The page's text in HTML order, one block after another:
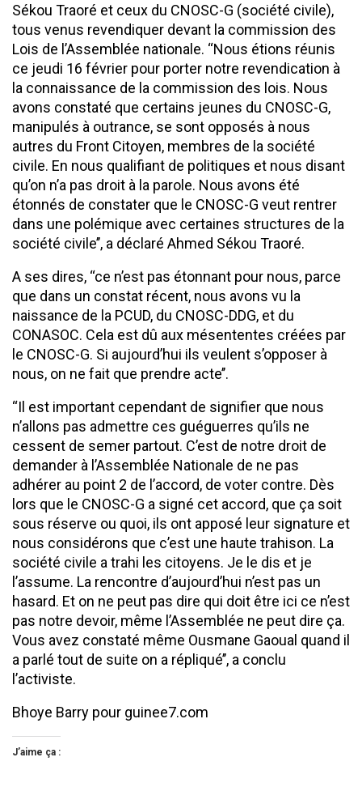
Sékou Traoré et ceux du CNOSC-G (société civile),
tous venus revendiquer devant la commission des
Lois de l’Assemblée nationale. ‘‘Nous étions réunis
ce jeudi 16 février pour porter notre revendication à
la connaissance de la commission des lois. Nous
avons constaté que certains jeunes du CNOSC-G,
manipulés à outrance, se sont opposés à nous
autres du Front Citoyen, membres de la société
civile. En nous qualifiant de politiques et nous disant
qu’on n’a pas droit à la parole. Nous avons été
étonnés de constater que le CNOSC-G veut rentrer
dans une polémique avec certaines structures de la
société civile’’, a déclaré Ahmed Sékou Traoré.
A ses dires, ‘‘ce n’est pas étonnant pour nous, parce
que dans un constat récent, nous avons vu la
naissance de la PCUD, du CNOSC-DDG, et du
CONASOC. Cela est dû aux mésententes créées par
le CNOSC-G. Si aujourd’hui ils veulent s’opposer à
nous, on ne fait que prendre acte’’.
‘‘Il est important cependant de signifier que nous
n’allons pas admettre ces guéguerres qu’ils ne
cessent de semer partout. C’est de notre droit de
demander à l’Assemblée Nationale de ne pas
adhérer au point 2 de l’accord, de voter contre. Dès
lors que le CNOSC-G a signé cet accord, que ça soit
sous réserve ou quoi, ils ont apposé leur signature et
nous considérons que c’est une haute trahison. La
société civile a trahi les citoyens. Je le dis et je
l’assume. La rencontre d’aujourd’hui n’est pas un
hasard. Et on ne peut pas dire qui doit être ici ce n’est
pas notre devoir, même l’Assemblée ne peut dire ça.
Vous avez constaté même Ousmane Gaoual quand il
a parlé tout de suite on a répliqué’’, a conclu
l’activiste.
Bhoye Barry pour guinee7.com
J’aime ça :